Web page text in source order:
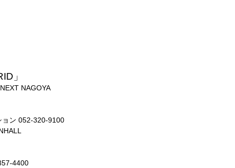
」
NAGOYA
ョン 052-320-9100
4400